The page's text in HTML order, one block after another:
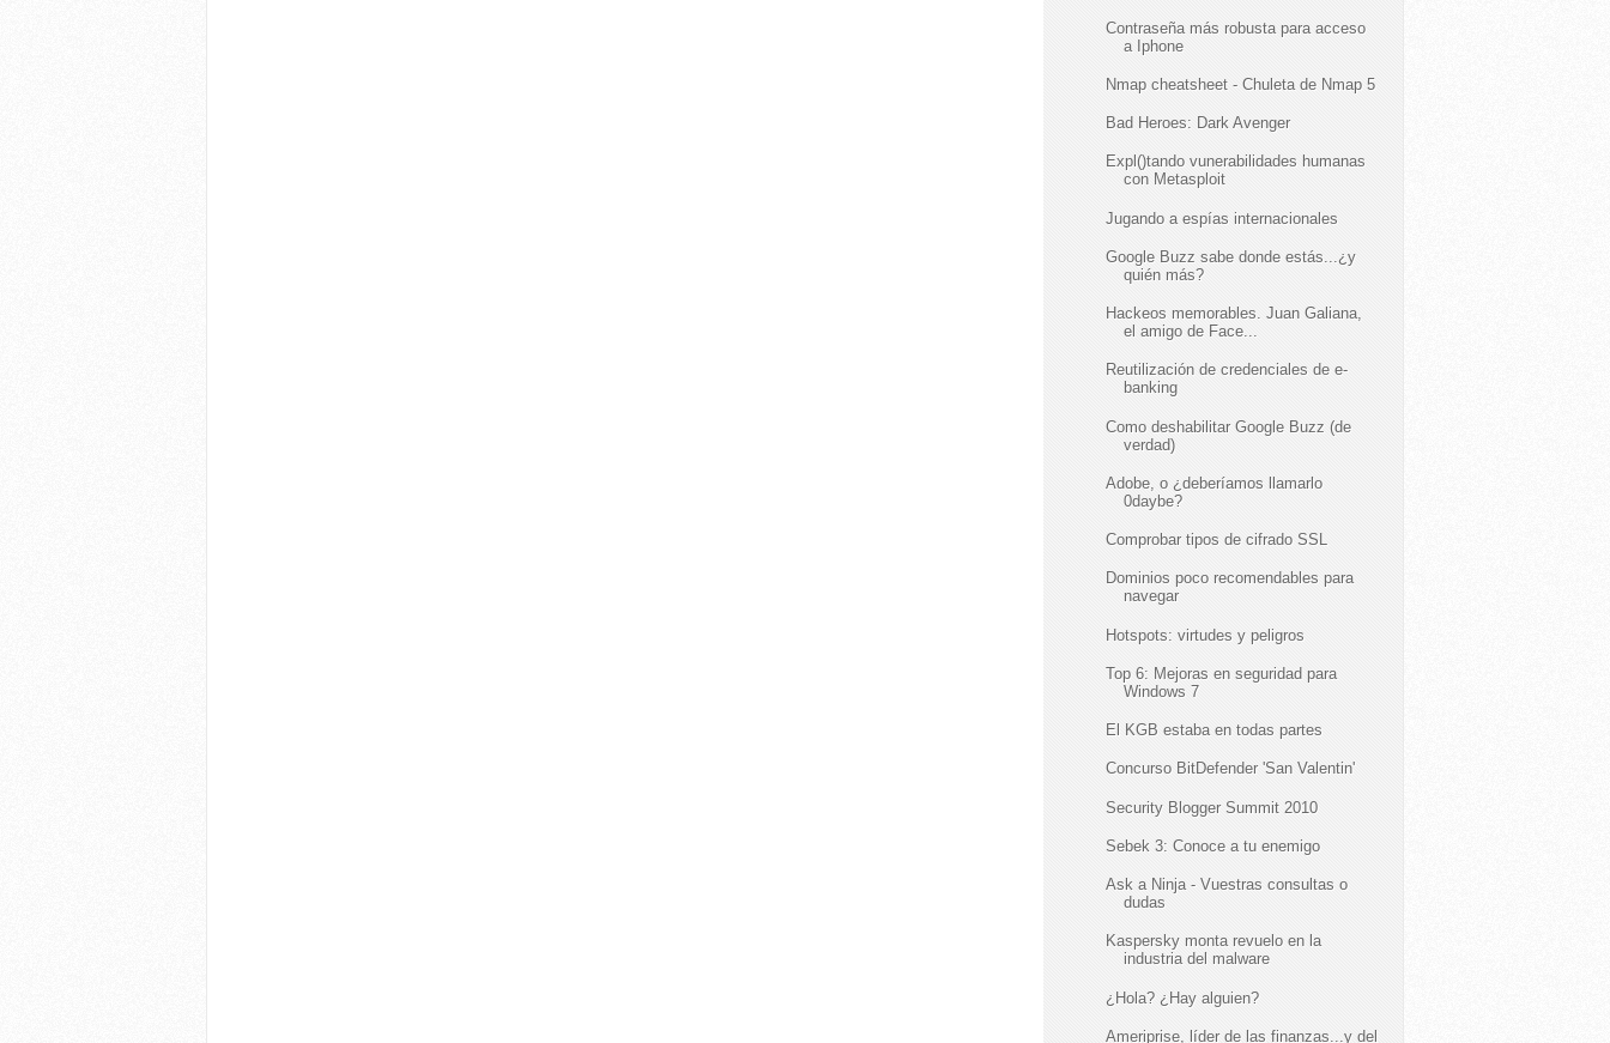
Contraseña más robusta para acceso
a Iphone
Nmap cheatsheet - Chuleta de Nmap 5
Bad Heroes: Dark Avenger
Expl()tando vunerabilidades humanas
con Metasploit
Jugando a espías internacionales
Google Buzz sabe donde estás...¿y
quién más?
Hackeos memorables. Juan Galiana,
el amigo de Face...
Reutilización de credenciales de e-
banking
Como deshabilitar Google Buzz (de
verdad)
Adobe, o ¿deberíamos llamarlo
0daybe?
Comprobar tipos de cifrado SSL
Dominios poco recomendables para
navegar
Hotspots: virtudes y peligros
Top 6: Mejoras en seguridad para
Windows 7
El KGB estaba en todas partes
Concurso BitDefender 'San Valentin'
Security Blogger Summit 2010
Sebek 3: Conoce a tu enemigo
Ask a Ninja - Vuestras consultas o
dudas
Kaspersky monta revuelo en la
industria del malware
¿Hola? ¿Hay alguien?
Ameriprise, líder de las finanzas...y del